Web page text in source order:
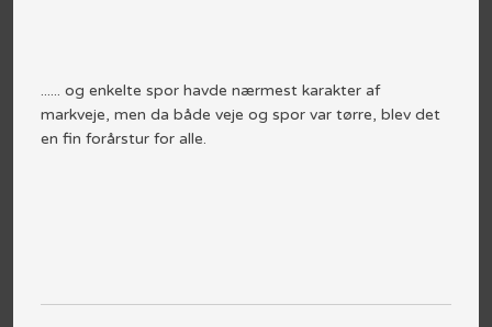
...... og enkelte spor havde nærmest karakter af
markveje, men da både veje og spor var tørre, blev det
en fin forårstur for alle.